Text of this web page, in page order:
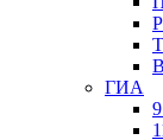
ГИА